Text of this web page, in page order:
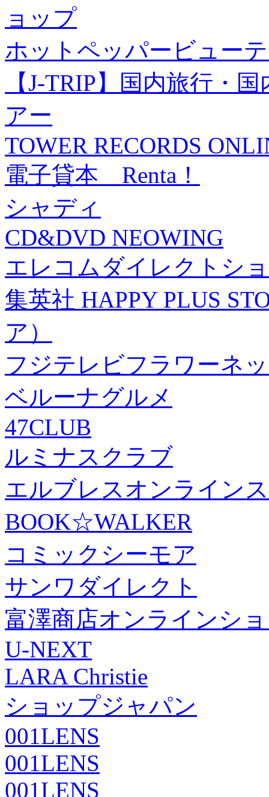
ョップ
ホットペッパービュー
【J-TRIP】国内旅行・
アー
TOWER RECORDS
電子貸本 Renta！
シャディ
CD&DVD NEOWING
エレコムダイレクトシ
集英社 HAPPY PLUS
ア）
フジテレビフラワーネ
ベルーナグルメ
47CLUB
ルミナスクラブ
エルブレスオンライン
BOOK☆WALKER
コミックシーモア
サンワダイレクト
富澤商店オンラインシ
U-NEXT
LARA Christie
ショップジャパン
001LENS
001LENS
001LENS